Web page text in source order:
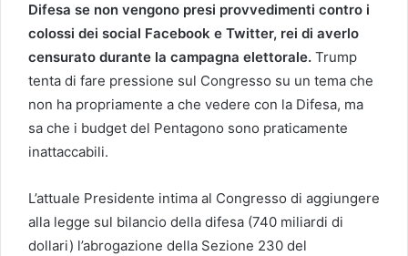
Difesa se non vengono presi provvedimenti contro i
colossi dei social Facebook e Twitter, rei di averlo
censurato durante la campagna elettorale. Trump
tenta di fare pressione sul Congresso su un tema che
non ha propriamente a che vedere con la Difesa, ma
sa che i budget del Pentagono sono praticamente
inattaccabili.
L’attuale Presidente intima al Congresso di aggiungere
alla legge sul bilancio della difesa (740 miliardi di
dollari) l’abrogazione della Sezione 230 del